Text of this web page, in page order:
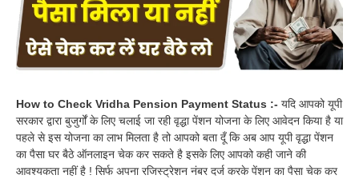
How to Check Vridha Pension Payment Status :- यदि आपको यूपी
सरकार द्वारा बुजुर्गों के लिए चलाई जा रही वृद्धा पेंशन योजना के लिए आवेदन किया है या
पहले से इस योजना का लाभ मिलता है तो आपको बता दूँ कि अब आप यूपी वृद्धा पेंशन
का पैसा घर बैठे ऑनलाइन चेक कर सकते है इसके लिए आपको कही जाने की
आवश्यकता नहीं है ! सिर्फ अपना रजिस्ट्रेशन नंबर दर्ज करके पेंशन का पैसा चेक कर